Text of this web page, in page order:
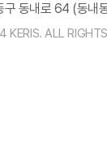
구 동내로 64 (동내
ALL RIGHTS